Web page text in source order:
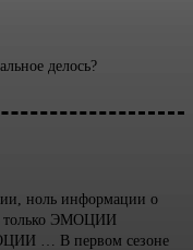
делось?
ноль информации о
только ЭМОЦИИ
… В первом сезоне